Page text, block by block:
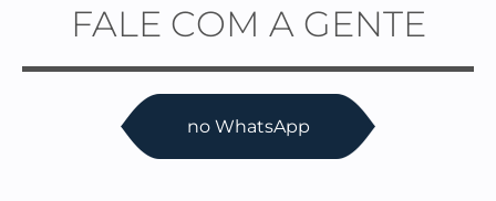
FALE COM A GENTE
no WhatsApp